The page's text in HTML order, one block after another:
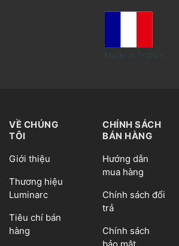
VỀ CHÚNG
TÔI
Giới thiệu
Thương hiệu
Luminarc
Tiêu chí bán
hàng
CHÍNH SÁCH
BÁN HÀNG
Hướng dẫn
mua hàng
Chính sách đổi
trả
Chính sách